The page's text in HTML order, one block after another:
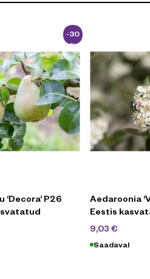
-30
%
P26
Aedaroonia
Eestis
9,03 €
Saadaval